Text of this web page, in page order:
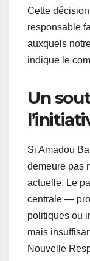
Cette
responsable
auxquels
indique le
Un
Si Amadou
demeure pas
actuelle. Le
centrale —
politiques ou
mais
Nouvelle